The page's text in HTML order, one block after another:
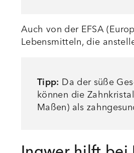
Auch von der EFSA
Lebensmitteln, die
Tipp: Da der süße
können die
Maßen) als